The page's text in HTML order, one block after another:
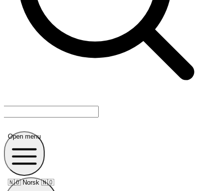
Open menu
🇳🇴 Norsk 🇳🇴